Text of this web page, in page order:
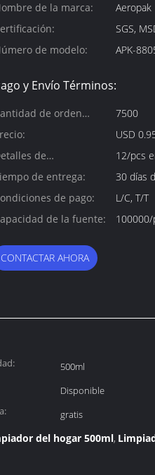
de la marca:
Aeropak
SGS,
de modelo:
APK-
y Envío Términos:
de orden
7500
USD
de
12/pcs
de entrega:
30 días
de pago:
L/C, T/T
de la fuente:
CONTACTAR AHORA
500ml
Disponible
gratis
del hogar 500ml,